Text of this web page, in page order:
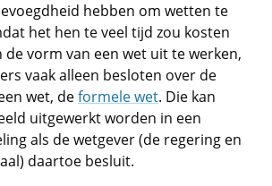
hebben om wetten te
het hen te veel tijd zou kosten
de vorm van een wet uit te werken,
vaak alleen besloten over de
wet, deformele wet. Die kan
uitgewerkt worden in een
als de wetgever (de regering en
daartoe besluit.